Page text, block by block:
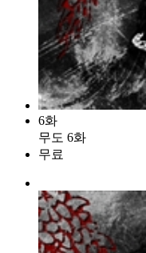
6화
무도 6화
무료